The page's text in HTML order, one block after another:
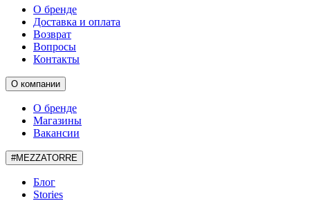
О бренде
Доставка и оплата
Возврат
Вопросы
Контакты
О компании
О бренде
Магазины
Вакансии
#MEZZATORRE
Блог
Stories